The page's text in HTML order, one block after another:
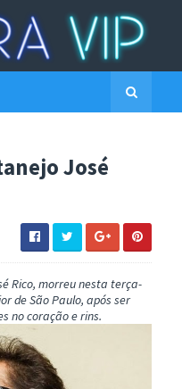
José
Rico, morreu nesta terça-
de São Paulo, após ser
no coração e rins.